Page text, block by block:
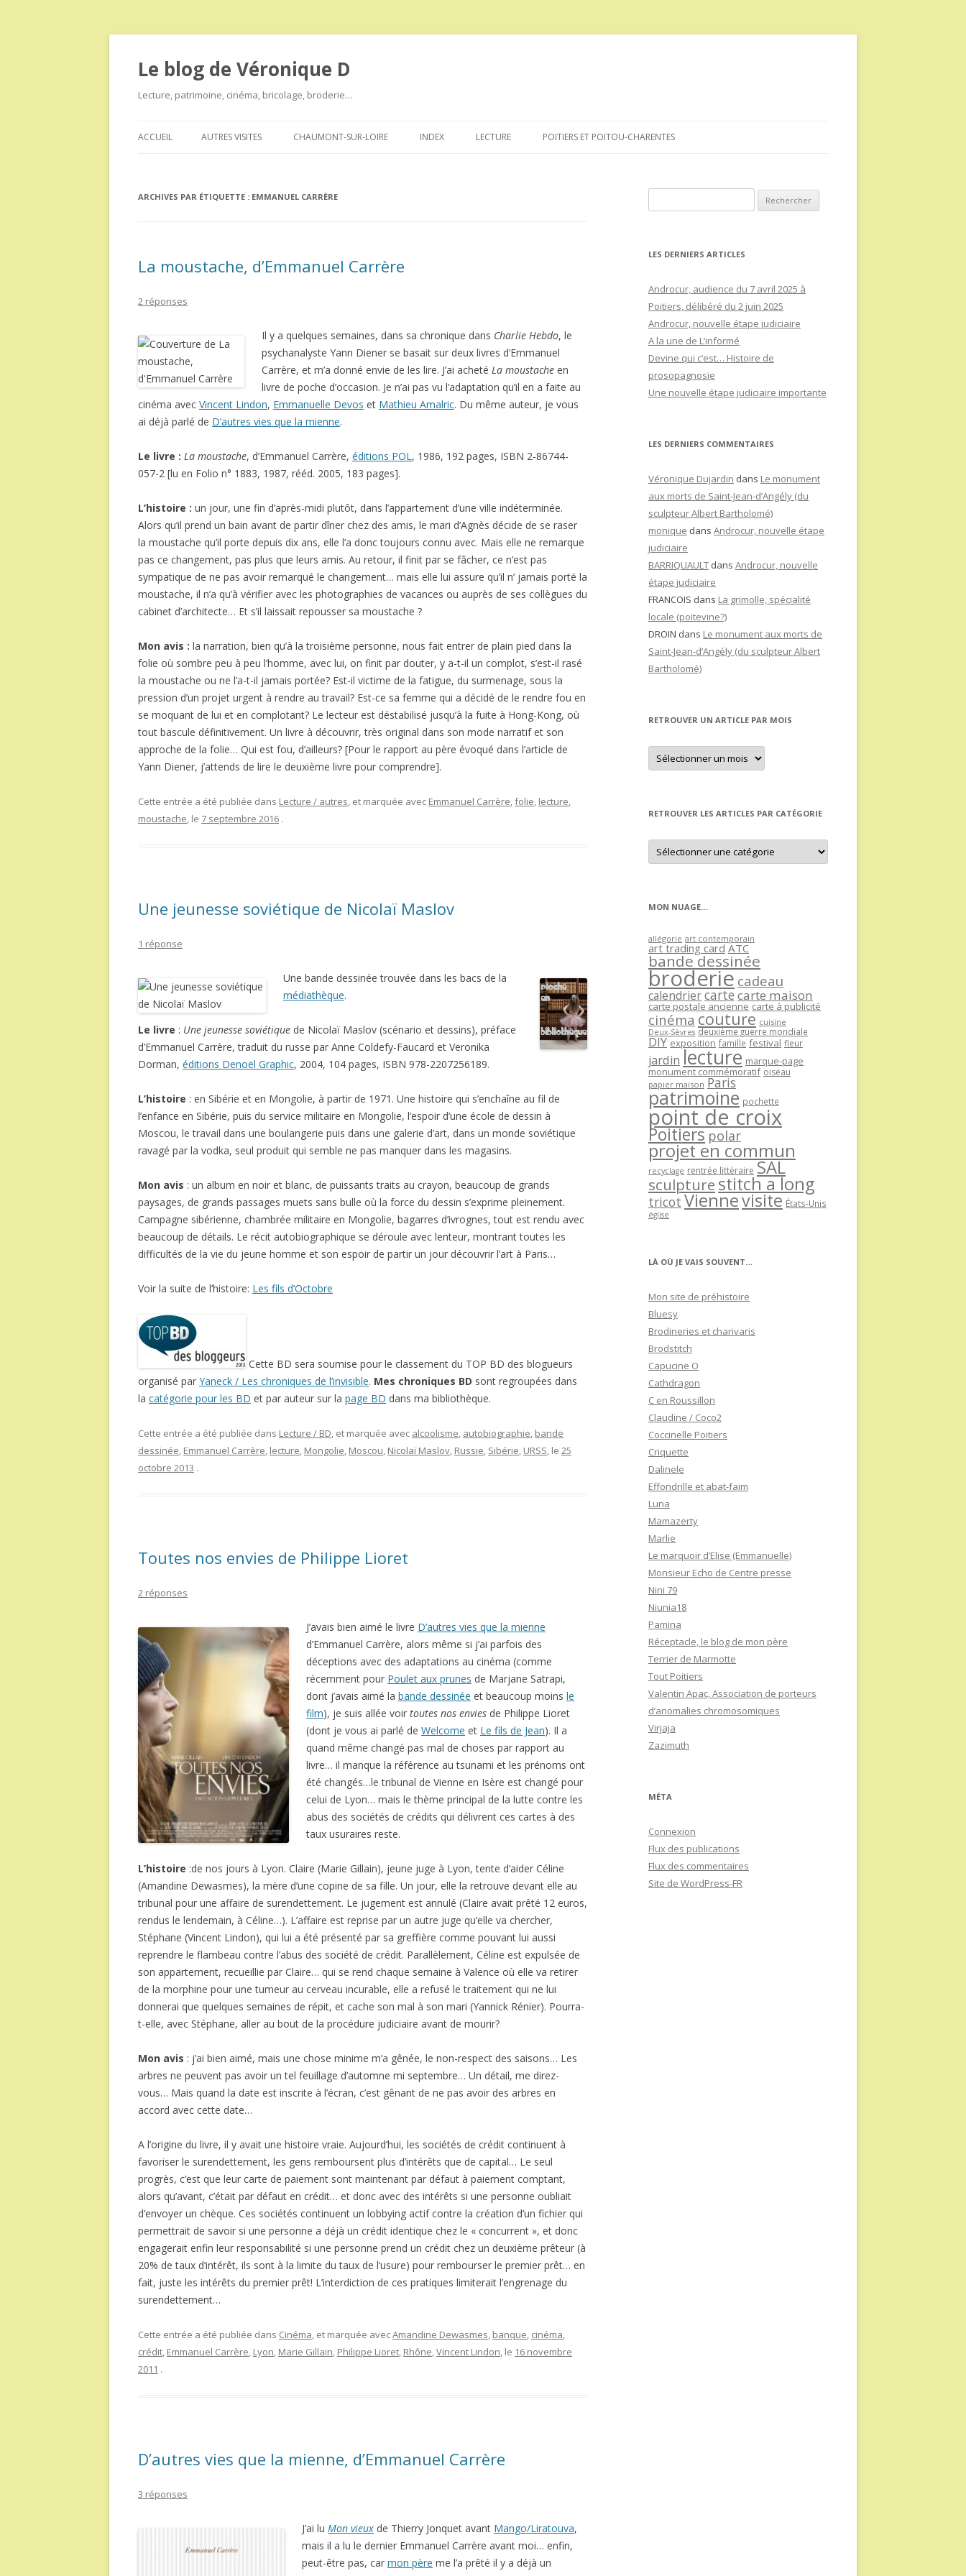
Le blog de Véronique D
Lecture, patrimoine, cinéma, bricolage, broderie…
au
ACCUEIL AUTRES VISITES CHAUMONT-SUR-LOIRE INDEX LECTURE POITIERS ET POITOU-CHARENTES
ARCHIVES PAR ÉTIQUETTE : EMMANUEL CARRÈRE
La moustache, d’Emmanuel Carrère
2 réponses
Il y a quelques semaines, dans sa chronique dans Charlie Hebdo, le
psychanalyste Yann Diener se basait sur deux livres d’Emmanuel
Carrère, et m’a donné envie de les lire. J’ai acheté La moustache en
livre de poche d’occasion. Je n’ai pas vu l’adaptation qu’il en a faite au
cinéma avec Vincent Lindon, Emmanuelle Devos et Mathieu Amalric. Du même auteur, je vous
ai déjà parlé de D’autres vies que la mienne.
Le livre : La moustache, d’Emmanuel Carrère, éditions POL, 1986, 192 pages, ISBN 2-86744-
057-2 [lu en Folio n° 1883, 1987, rééd. 2005, 183 pages].
L’histoire : un jour, une fin d’après-midi plutôt, dans l’appartement d’une ville indéterminée.
Alors qu’il prend un bain avant de partir dîner chez des amis, le mari d’Agnès décide de se raser
la moustache qu’il porte depuis dix ans, elle l’a donc toujours connu avec. Mais elle ne remarque
pas ce changement, pas plus que leurs amis. Au retour, il finit par se fâcher, ce n’est pas
sympatique de ne pas avoir remarqué le changement… mais elle lui assure qu’il n’ jamais porté la
moustache, il n’a qu’à vérifier avec les photographies de vacances ou auprès de ses collègues du
cabinet d’architecte… Et s’il laissait repousser sa moustache ?
Mon avis : la narration, bien qu’à la troisième personne, nous fait entrer de plain pied dans la
folie où sombre peu à peu l’homme, avec lui, on finit par douter, y a-t-il un complot, s’est-il rasé
la moustache ou ne l’a-t-il jamais portée? Est-il victime de la fatigue, du surmenage, sous la
pression d’un projet urgent à rendre au travail? Est-ce sa femme qui a décidé de le rendre fou en
se moquant de lui et en complotant? Le lecteur est déstabilisé jusqu’à la fuite à Hong-Kong, où
tout bascule définitivement. Un livre à découvrir, très original dans son mode narratif et son
approche de la folie… Qui est fou, d’ailleurs? [Pour le rapport au père évoqué dans l’article de
Yann Diener, j’attends de lire le deuxième livre pour comprendre].
Cette entrée a été publiée dans Lecture / autres, et marquée avec Emmanuel Carrère,folie, lecture,
moustache, le 7 septembre 2016 .
Une jeunesse soviétique de Nicolaï Maslov
1 réponse
Une bande dessinée trouvée dans les bacs de la
médiathèque.
Le livre : Une jeunesse soviétique de Nicolaï Maslov (scénario et dessins), préface
d’Emmanuel Carrère, traduit du russe par Anne Coldefy-Faucard et Veronika
Dorman, éditions Denoël Graphic, 2004, 104 pages, ISBN 978-2207256189.
L’histoire : en Sibérie et en Mongolie, à partir de 1971. Une histoire qui s’enchaîne au fil de
l’enfance en Sibérie, puis du service militaire en Mongolie, l’espoir d’une école de dessin à
Moscou, le travail dans une boulangerie puis dans une galerie d’art, dans un monde soviétique
ravagé par la vodka, seul produit qui semble ne pas manquer dans les magasins.
Mon avis : un album en noir et blanc, de puissants traits au crayon, beaucoup de grands
paysages, de grands passages muets sans bulle où la force du dessin s’exprime pleinement.
Campagne sibérienne, chambrée militaire en Mongolie, bagarres d’ivrognes, tout est rendu avec
beaucoup de détails. Le récit autobiographique se déroule avec lenteur, montrant toutes les
difficultés de la vie du jeune homme et son espoir de partir un jour découvrir l’art à Paris…
Voir la suite de l’histoire: Les fils d’Octobre
Cette BD sera soumise pour le classement du TOP BD des blogueurs
organisé par Yaneck / Les chroniques de l’invisible. Mes chroniques BD sont regroupées dans
la catégorie pour les BD et par auteur sur la page BD dans ma bibliothèque.
Cette entrée a été publiée dans Lecture / BD, et marquée avec alcoolisme, autobiographie, bande
dessinée, Emmanuel Carrère, lecture, Mongolie, Moscou, Nicolaï Maslov, Russie, Sibérie, URSS, le 25
octobre 2013 .
Toutes nos envies de Philippe Lioret
2 réponses
J’avais bien aimé le livre D’autres vies que la mienne
d’Emmanuel Carrère, alors même si j’ai parfois des
déceptions avec des adaptations au cinéma (comme
récemment pour Poulet aux prunes de Marjane Satrapi,
dont j’avais aimé la bande dessinée et beaucoup moins le
film), je suis allée voir toutes nos envies de Philippe Lioret
(dont je vous ai parlé de Welcome et Le fils de Jean). Il a
quand même changé pas mal de choses par rapport au
livre… il manque la référence au tsunami et les prénoms ont
été changés…le tribunal de Vienne en Isère est changé pour
celui de Lyon… mais le thème principal de la lutte contre les
abus des sociétés de crédits qui délivrent ces cartes à des
taux usuraires reste.
L’histoire :de nos jours à Lyon. Claire (Marie Gillain), jeune juge à Lyon, tente d’aider Céline
(Amandine Dewasmes), la mère d’une copine de sa fille. Un jour, elle la retrouve devant elle au
tribunal pour une affaire de surendettement. Le jugement est annulé (Claire avait prêté 12 euros,
rendus le lendemain, à Céline…). L’affaire est reprise par un autre juge qu’elle va chercher,
Stéphane (Vincent Lindon), qui lui a été présenté par sa greffière comme pouvant lui aussi
reprendre le flambeau contre l’abus des société de crédit. Parallèlement, Céline est expulsée de
son appartement, recueillie par Claire… qui se rend chaque semaine à Valence où elle va retirer
de la morphine pour une tumeur au cerveau incurable, elle a refusé le traitement qui ne lui
donnerai que quelques semaines de répit, et cache son mal à son mari (Yannick Rénier). Pourra-
t-elle, avec Stéphane, aller au bout de la procédure judiciaire avant de mourir?
Mon avis : j’ai bien aimé, mais une chose minime m’a gênée, le non-respect des saisons… Les
arbres ne peuvent pas avoir un tel feuillage d’automne mi septembre… Un détail, me direz-
vous… Mais quand la date est inscrite à l’écran, c’est gênant de ne pas avoir des arbres en
accord avec cette date…
A l’origine du livre, il y avait une histoire vraie. Aujourd’hui, les sociétés de crédit continuent à
favoriser le surendettement, les gens remboursent plus d’intérêts que de capital… Le seul
progrès, c’est que leur carte de paiement sont maintenant par défaut à paiement comptant,
alors qu’avant, c’était par défaut en crédit… et donc avec des intérêts si une personne oubliait
d’envoyer un chèque. Ces sociétés continuent un lobbying actif contre la création d’un fichier qui
permettrait de savoir si une personne a déjà un crédit identique chez le « concurrent », et donc
engagerait enfin leur responsabilité si une personne prend un crédit chez un deuxième prêteur (à
20% de taux d’intérêt, ils sont à la limite du taux de l’usure) pour rembourser le premier prêt… en
fait, juste les intérêts du premier prêt! L’interdiction de ces pratiques limiterait l’engrenage du
surendettement…
Cette entrée a été publiée dans Cinéma, et marquée avecAmandine Dewasmes, banque, cinéma,
crédit, Emmanuel Carrère, Lyon, Marie Gillain, Philippe Lioret, Rhône,Vincent Lindon, le 16 novembre
2011 .
D’autres vies que la mienne, d’Emmanuel Carrère
3 réponses
J’ai lu Mon vieux de Thierry Jonquet avant Mango/Liratouva,
mais il a lu le dernier Emmanuel Carrère avant moi… enfin,
peut-être pas, car mon père me l’a prêté il y a déjà un
LES DERNIERS ARTICLES
Androcur, audience du 7 avril 2025 à
Poitiers, délibéré du 2 juin 2025
Androcur, nouvelle étape judiciaire
A la une de L’informé
Devine qui c’est… Histoire de
prosopagnosie
Une nouvelle étape judiciaire importante
LES DERNIERS COMMENTAIRES
Véronique Dujardin dans Le monument
aux morts de Saint-Jean-d’Angély (du
sculpteur Albert Bartholomé)
monique dans Androcur, nouvelle étape
judiciaire
BARRIQUAULT dans Androcur, nouvelle
étape judiciaire
FRANCOIS dans La grimolle, spécialité
locale (poitevine?)
DROIN dans Le monument aux morts de
Saint-Jean-d’Angély (du sculpteur Albert
Bartholomé)
RETROUVER UN ARTICLE PAR MOIS
Retrouver
un
article
RETROUVER LES ARTICLES PAR CATÉGORIE
Retrouver
les
articles
MON NUAGE…
allégorie art contemporain
art trading card ATC
bande dessinée
broderie cadeau
calendriercartecarte maison
carte postale ancienne carte à publicité
cinéma couture cuisine
Deux-Sèvres deuxième guerre mondiale
DIY exposition famille festival fleur
jardin lecture marque-page
monument commémoratif oiseau
papier maison Paris
patrimoine pochette
point de croix
Poitiers polar
projet en commun
recyclage rentrée littéraire SAL
sculpture stitch a long
tricot Viennevisite États-Unis
église
LÀ OÙ JE VAIS SOUVENT…
Mon site de préhistoire
Bluesy
Brodineries et charivaris
Brodstitch
Capucine O
Cathdragon
C en Roussillon
Claudine / Coco2
Coccinelle Poitiers
Criquette
Dalinele
Effondrille et abat-faim
Luna
Mamazerty
Marlie
Le marquoir d’Elise (Emmanuelle)
Monsieur Echo de Centre presse
Nini 79
Niunia18
Pamina
Réceptacle, le blog de mon père
Terrier de Marmotte
Tout Poitiers
Valentin Apac, Association de porteurs
d’anomalies chromosomiques
Virjaja
Zazimuth
MÉTA
Connexion
Flux des publications
Flux des commentaires
Site de WordPress-FR